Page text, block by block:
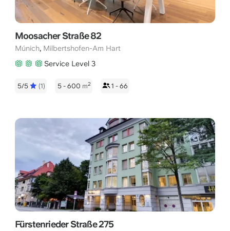
Moosacher Straße 82
Múnich, Milbertshofen-Am Hart
Service Level 3
5/5 (1) 5 - 600 m2 1 - 66
Fürstenrieder Straße 275